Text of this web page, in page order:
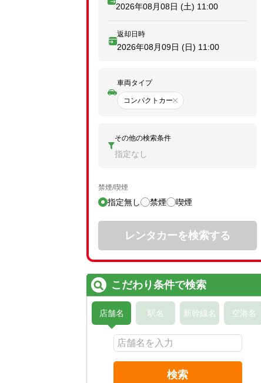
2026年08月08日 (土) 11:00
返却日時
2026年08月09日 (日) 11:00
車両タイプ
コンパクトカー
その他の検索条件
指定なし
禁煙/喫煙
指定無し 禁煙 喫煙
レンタカーを検索する
こだわり条件で検索
店舗名 駅名 新幹線名 空港名
検索